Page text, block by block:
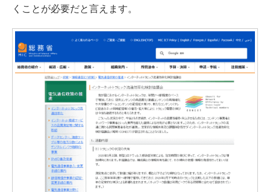
くことが必要だと言えます。